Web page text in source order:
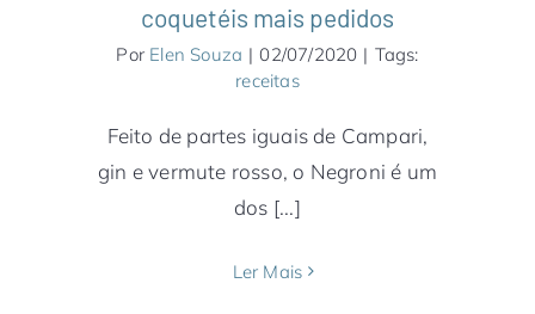
coquetéis mais pedidos
Por Elen Souza | 02/07/2020 | Tags:
receitas
Feito de partes iguais de Campari,
gin e vermute rosso, o Negroni é um
dos [...]
Ler Mais